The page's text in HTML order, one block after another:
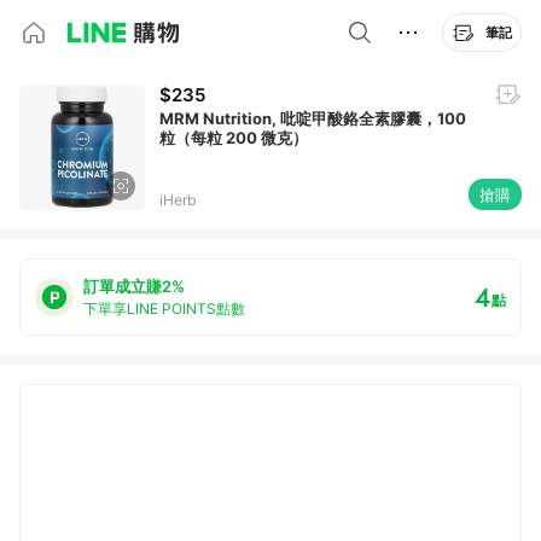
筆記
$235
MRM Nutrition, 吡啶甲酸鉻全素膠囊，100
粒（每粒 200 微克）
iHerb 搶購
訂單成立賺2%
下單享LINE POINTS點數 4點